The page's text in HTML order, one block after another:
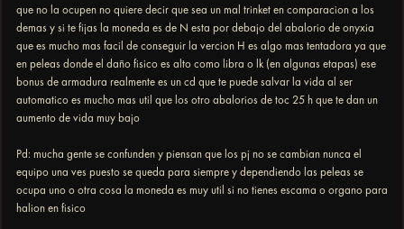
que no la ocupen no quiere decir que sea un mal trinket en comparacion a los
demas y si te fijas la moneda es de N esta por debajo del abalorio de onyxia
que es mucho mas facil de conseguir la vercion H es algo mas tentadora ya que
en peleas donde el daño fisico es alto como libra o lk (en algunas etapas) ese
bonus de armadura realmente es un cd que te puede salvar la vida al ser
automatico es mucho mas util que los otro abalorios de toc 25 h que te dan un
aumento de vida muy bajo
Pd: mucha gente se confunden y piensan que los pj no se cambian nunca el
equipo una ves puesto se queda para siempre y dependiendo las peleas se
ocupa uno o otra cosa la moneda es muy util si no tienes escama o organo para
halion en fisico